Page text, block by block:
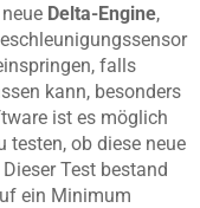
Delta-Engine,
falls
kann, besonders
ist es möglich
testen, ob diese neue
Test bestand
ein Minimum